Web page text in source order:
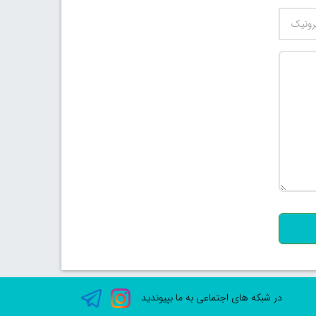
در شبکه های اجتماعی به ما بپیوندید